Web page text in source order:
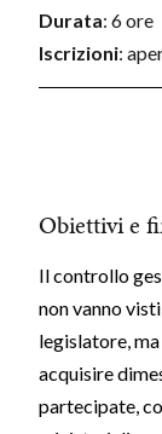
Durata: 6 ore
Iscrizioni:
Obiettivi e
Il controllo
non vanno
legislatore,
acquisire
partecipate,